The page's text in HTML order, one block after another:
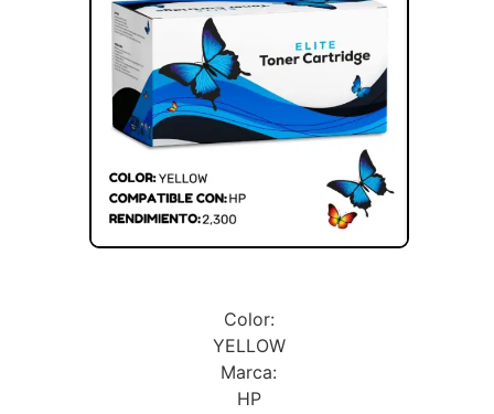
Color:
YELLOW
Marca:
HP